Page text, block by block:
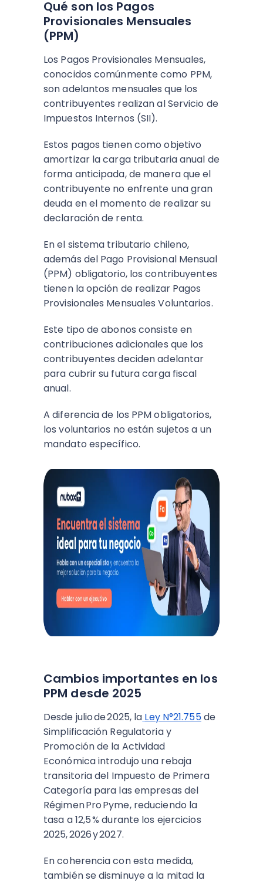
Qué son los Pagos
Provisionales Mensuales
(PPM)
Los Pagos Provisionales Mensuales,
conocidos comúnmente como PPM,
son adelantos mensuales que los
contribuyentes realizan al Servicio de
Impuestos Internos (SII).
Estos pagos tienen como objetivo
amortizar la carga tributaria anual de
forma anticipada, de manera que el
contribuyente no enfrente una gran
deuda en el momento de realizar su
declaración de renta.
En el sistema tributario chileno,
además del Pago Provisional Mensual
(PPM) obligatorio, los contribuyentes
tienen la opción de realizar Pagos
Provisionales Mensuales Voluntarios.
Este tipo de abonos consiste en
contribuciones adicionales que los
contribuyentes deciden adelantar
para cubrir su futura carga fiscal
anual.
A diferencia de los PPM obligatorios,
los voluntarios no están sujetos a un
mandato específico.
Cambios importantes en los
PPM desde 2025
Desde julio de 2025, la Ley N°21.755de
Simplificación Regulatoria y
Promoción de la Actividad
Económica introdujo una rebaja
transitoria del Impuesto de Primera
Categoría para las empresas del
Régimen Pro Pyme, reduciendo la
tasa a 12,5 % durante los ejercicios
2025, 2026 y 2027.
En coherencia con esta medida,
también se disminuye a la mitad la